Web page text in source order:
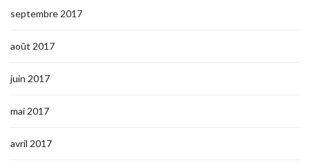
septembre 2017
août 2017
juin 2017
mai 2017
avril 2017